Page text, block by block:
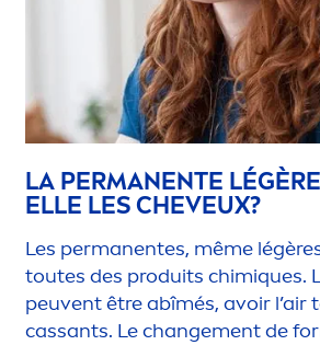
LA PERMANENTE
ELLE LES CHEVEUX?
Les permanentes, même
toutes des produits chimiques.
peuvent être abîmés, avoir l’air
cassants. Le changement de